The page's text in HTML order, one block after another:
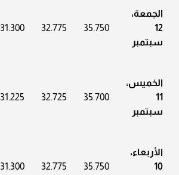
الجمعة،
12
سبتمبر
35.750
32.775
31.300
الخميس،
11
سبتمبر
35.700
32.725
31.225
الأربعاء،
10
35.750
32.775
31.300